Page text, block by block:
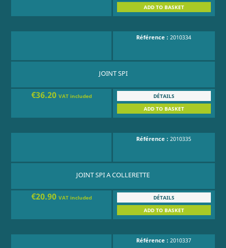
ADD TO BASKET
Référence : 2010334
JOINT SPI
€36.20 VAT included
DÉTAILS
ADD TO BASKET
Référence : 2010335
JOINT SPI A COLLERETTE
€20.90 VAT included
DÉTAILS
ADD TO BASKET
Référence : 2010337